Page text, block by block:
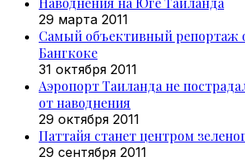
29 марта 2011
Самый объективный репортаж
Бангкоке
31 октября 2011
Аэропорт Таиланда не
от наводнения
29 октября 2011
Паттайя станет центром
29 сентября 2011